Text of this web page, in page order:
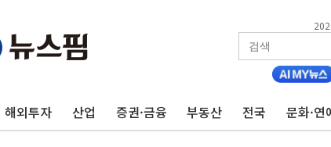
해외투자 산업 증권·금융 부동산 전국 문화·연
평택 진위면 공장서 질식사고 발생…작업자 1명 숨져